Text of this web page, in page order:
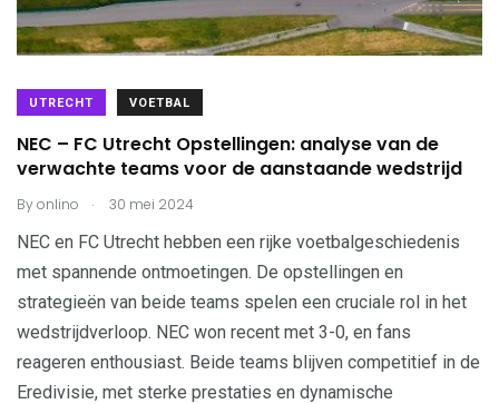
UTRECHT VOETBAL
NEC – FC Utrecht Opstellingen: analyse van de
verwachte teams voor de aanstaande wedstrijd
Byonlino . 30 mei 2024
NEC en FC Utrecht hebben een rijke voetbalgeschiedenis
met spannende ontmoetingen. De opstellingen en
strategieën van beide teams spelen een cruciale rol in het
wedstrijdverloop. NEC won recent met 3-0, en fans
reageren enthousiast. Beide teams blijven competitief in de
Eredivisie, met sterke prestaties en dynamische